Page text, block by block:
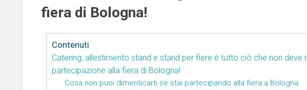
fiera di Bologna!
Contenuti
Catering, allestimento stand e stand per fiere è tutto ciò che non deve
partecipazione alla fiera di Bologna!
Cosa non puoi dimenticarti se stai partecipando alla fiera a Bologna.